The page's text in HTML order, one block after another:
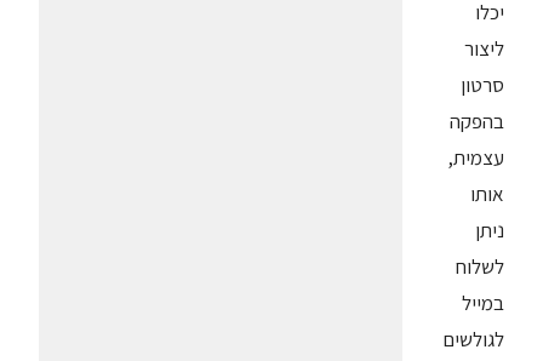
יכלו
ליצור
סרטון
בהפקה
עצמית,
אותו
ניתן
לשלוח
במייל
לגולשים